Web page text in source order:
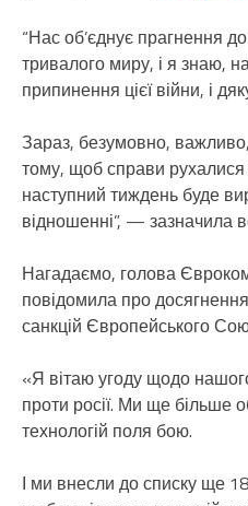
“Нас об’єднує прагнення
тривалого миру, і я знаю,
припинення цієї війни, і
Зараз, безумовно,
тому, щоб справи
наступний тиждень буде
відношенні”, — зазначила
Нагадаємо, голова
повідомила про
санкцій Європейського
«Я вітаю угоду щодо
проти росії. Ми ще більше
технологій поля бою.
І ми внесли до списку ще